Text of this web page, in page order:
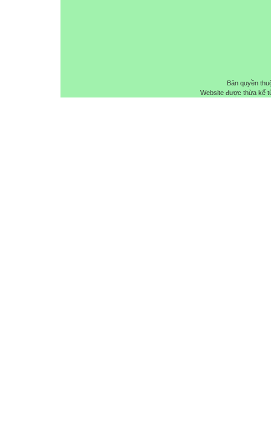
Bản quyền
Website được thừa kế